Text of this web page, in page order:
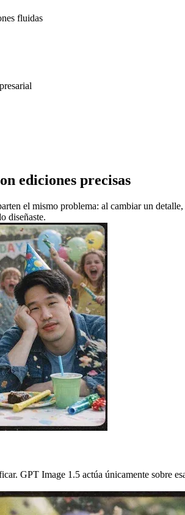
fluidas
ediciones precisas
el mismo problema: al cambiar un
diseñaste.
GPT Image 1.5 actúa únicamente